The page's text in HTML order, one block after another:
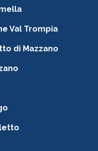
Val Trompia
di Mazzano